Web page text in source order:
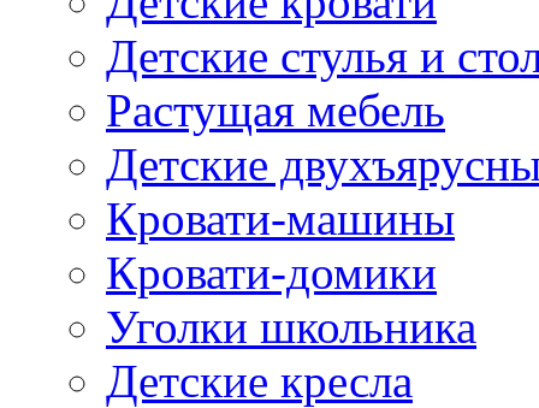
Детские стулья и
Растущая мебель
Детские
Кровати-машины
Кровати-домики
Уголки школьника
Детские кресла